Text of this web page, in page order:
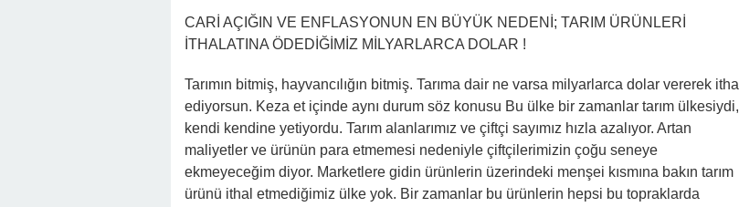
CARİ AÇIĞIN VE ENFLASYONUN EN BÜYÜK NEDENİ; TARIM ÜRÜNLERİ
İTHALATINA ÖDEDİĞİMİZ MİLYARLARCA DOLAR !
Tarımın bitmiş, hayvancılığın bitmiş. Tarıma dair ne varsa milyarlarca dolar vererek ithal
ediyorsun. Keza et içinde aynı durum söz konusu Bu ülke bir zamanlar tarım ülkesiydi,
kendi kendine yetiyordu. Tarım alanlarımız ve çiftçi sayımız hızla azalıyor. Artan
maliyetler ve ürünün para etmemesi nedeniyle çiftçilerimizin çoğu seneye
ekmeyeceğim diyor. Marketlere gidin ürünlerin üzerindeki menşei kısmına bakın tarım
ürünü ithal etmediğimiz ülke yok. Bir zamanlar bu ürünlerin hepsi bu topraklarda